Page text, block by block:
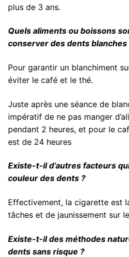
plus de 3 ans.
Quels aliments ou boissons
conserver des dents blanches
Pour garantir un blanchiment
éviter le café et le thé.
Juste après une séance de
impératif de ne pas manger
pendant 2 heures, et pour le
est de 24 heures
Existe-t-il d’autres facteurs
couleur des dents ?
Effectivement, la cigarette est
tâches et de jaunissement sur
Existe-t-il des méthodes
dents sans risque ?